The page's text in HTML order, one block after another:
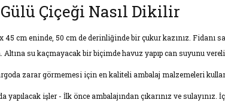
Çiçeği Nasıl Dikilir
cm eninde, 50 cm de derinliğinde bir çukur kazınız. Fidanı
su kaçmayacak bir biçimde havuz yapıp can suyunu
zarar görmemesi için en kaliteli ambalaj malzemeleri
yapılacak işler - İlk önce ambalajından çıkarınız ve